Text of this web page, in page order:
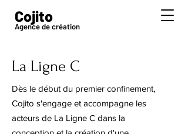
Cojito
Agence de création
La Ligne C
Dès le début du premier confinement,
Cojito s'engage et accompagne les
acteurs de La Ligne C dans la